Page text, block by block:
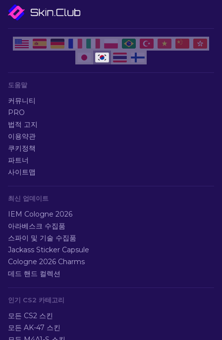
도움말
커뮤니티
PRO
법적 고지
이용약관
쿠키정책
파트너
사이트맵
최신 업데이트
IEM Cologne 2026
아라베스크 수집품
스파이 및 기술 수집품
Jackass Sticker Capsule
Cologne 2026 Charms
데드 핸드 컬렉션
인기 CS2 카테고리
모든 CS2 스킨
모든 AK-47 스킨